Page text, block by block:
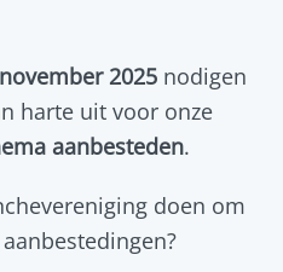
2025 nodigen
harte uit voor onze
aanbesteden.
doen om